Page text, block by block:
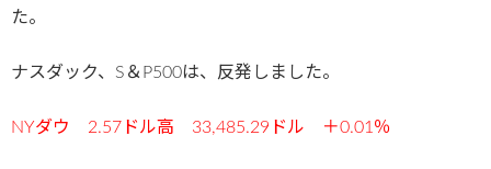
た。
ナスダック、S＆P500は、反発しました。
NYダウ 2.57ドル高 33,485.29ドル ＋0.01％